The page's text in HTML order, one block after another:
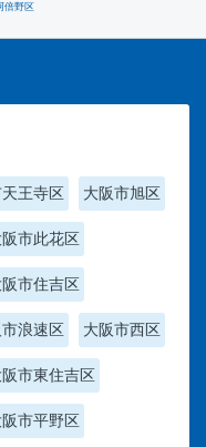
倍野区
王寺区 大阪市旭区
阪市此花区
阪市住吉区
浪速区 大阪市西区
阪市東住吉区
阪市平野区